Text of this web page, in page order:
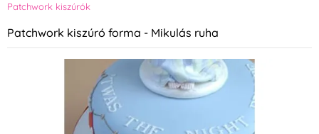
Patchwork kiszúrók
Patchwork kiszúró forma - Mikulás ruha